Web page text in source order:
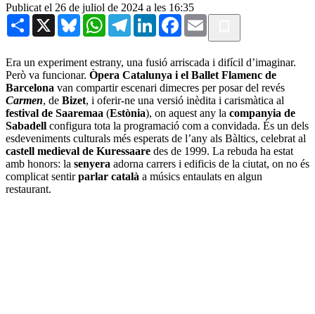
Publicat el 26 de juliol de 2024 a les 16:35
Share X BlueskyWhatsAppTelegramLinkedInFacebook
Email
Era un experiment estrany, una fusió arriscada i difícil d’imaginar.
Però va funcionar. Òpera Catalunya i el Ballet Flamenc de
Barcelona van compartir escenari dimecres per posar del revés
Carmen, de Bizet, i oferir-ne una versió inèdita i carismàtica al
festival de Saaremaa (Estònia), on aquest any la companyia de
Sabadell configura tota la programació com a convidada. És un dels
esdeveniments culturals més esperats de l’any als Bàltics, celebrat al
castell medieval de Kuressaare des de 1999. La rebuda ha estat
amb honors: la senyera adorna carrers i edificis de la ciutat, on no és
complicat sentirparlar català a músics entaulats en algun
restaurant.